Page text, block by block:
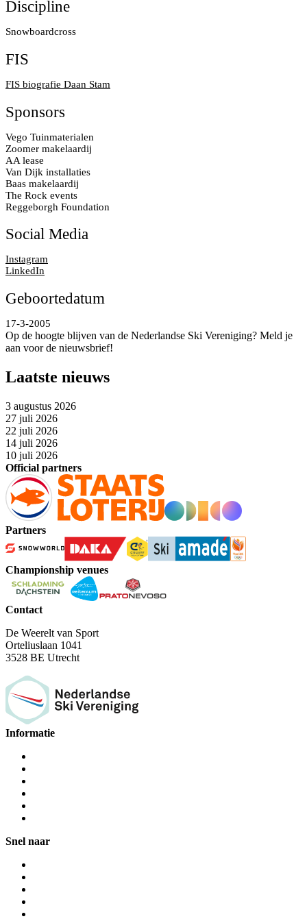
Discipline
Snowboardcross
FIS
FIS biografie Daan Stam
Sponsors
Vego Tuinmaterialen
Zoomer makelaardij
AA lease
Van Dijk installaties
Baas makelaardij
The Rock events
Reggeborgh Foundation
Social Media
Instagram
LinkedIn
Geboortedatum
17-3-2005
Op de hoogte blijven van de Nederlandse Ski Vereniging? Meld je
aan voor de nieuwsbrief!
Laatste nieuws
3 augustus 2026
27 juli 2026
22 juli 2026
14 juli 2026
10 juli 2026
Official partners
Partners
Championship venues
Contact
De Weerelt van Sport
Orteliuslaan 1041
3528 BE Utrecht
Informatie
Snel naar